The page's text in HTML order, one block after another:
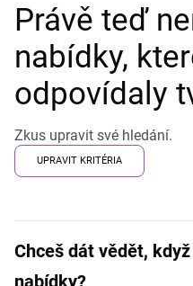
Právě teď
nabídky,
odpovídaly
Zkus upravit své hledání.
UPRAVIT KRITÉRIA
Chceš dát vědět,
nabídky?